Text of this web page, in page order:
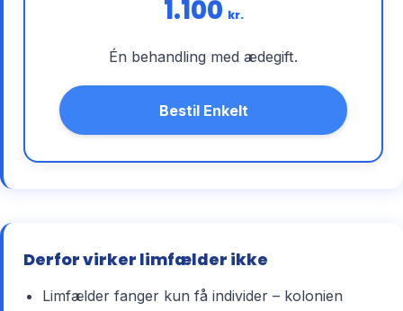
1.100 kr.
Én behandling med ædegift.
Bestil Enkelt
Derfor virker limfælder ikke
Limfælder fanger kun få individer – kolonien